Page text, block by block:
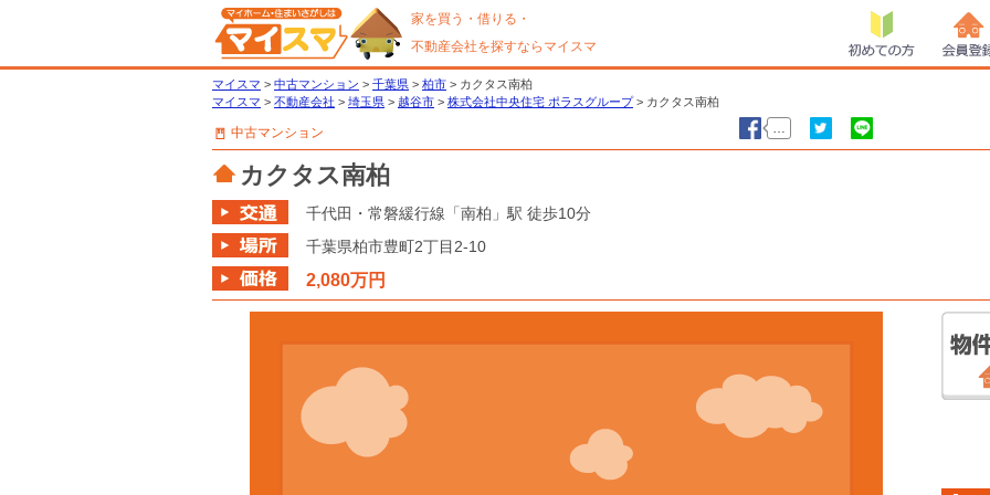
家を買う・借りる・
不動産会社を探すならマイスマ
会員登
初めての方
マイスマ > 中古マンション > 千葉県 > 柏市 > カクタス南柏
マイスマ > 不動産会社 > 埼玉県 > 越谷市 > 株式会社中央住宅 ポラスグループ> カクタス南柏
…
中古マンション
カクタス南柏
千代田・常磐緩行線「南柏」駅 徒歩10分
千葉県柏市豊町2丁目2-10
2,080万円